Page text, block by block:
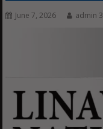
June 7, 2026 admin 3